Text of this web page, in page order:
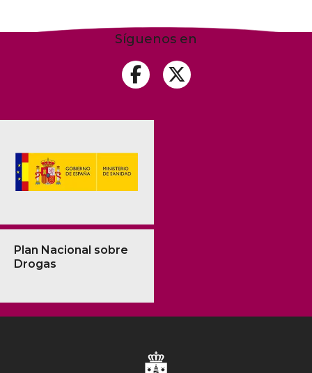
Síguenos en
Plan Nacional sobre
Drogas